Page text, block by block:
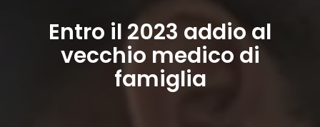
Entro il 2023 addio al
vecchio medico di
famiglia